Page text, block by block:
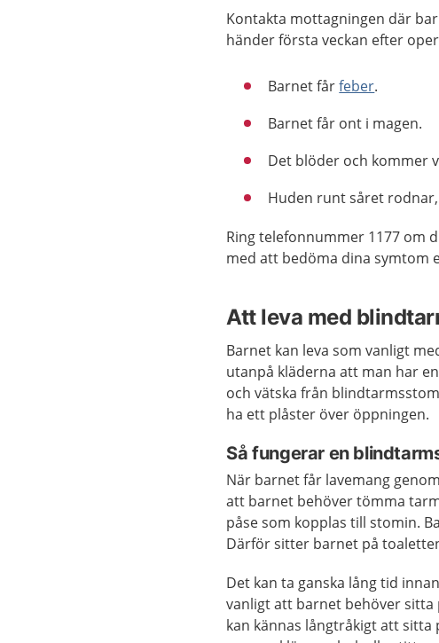
Kontakta mottagningen där
händer första veckan efter
Barnet fårfeber.
Barnet får ont i magen.
Det blöder och kommer
Huden runt såret
Ring telefonnummer 1177 om
med att bedöma dina symtom
Att leva med
Barnet kan leva som vanligt
utanpå kläderna att man har
och vätska från
ha ett plåster över öppningen.
Så fungerar en
När barnet får lavemang
att barnet behöver tömma
påse som kopplas till stomin.
Därför sitter barnet på
Det kan ta ganska lång tid
vanligt att barnet behöver
kan kännas långtråkigt att